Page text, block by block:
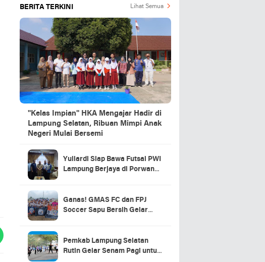
BERITA TERKINI Lihat Semua
"Kelas Impian" HKA Mengajar Hadir di
Lampung Selatan, Ribuan Mimpi Anak
Negeri Mulai Bersemi
Yuliardi Siap Bawa Futsal PWI
Lampung Berjaya di Porwanas
Ganas! GMAS FC dan FPJ
Soccer Sapu Bersih Gelar
Pemkab Lampung Selatan
Rutin Gelar Senam Pagi untuk